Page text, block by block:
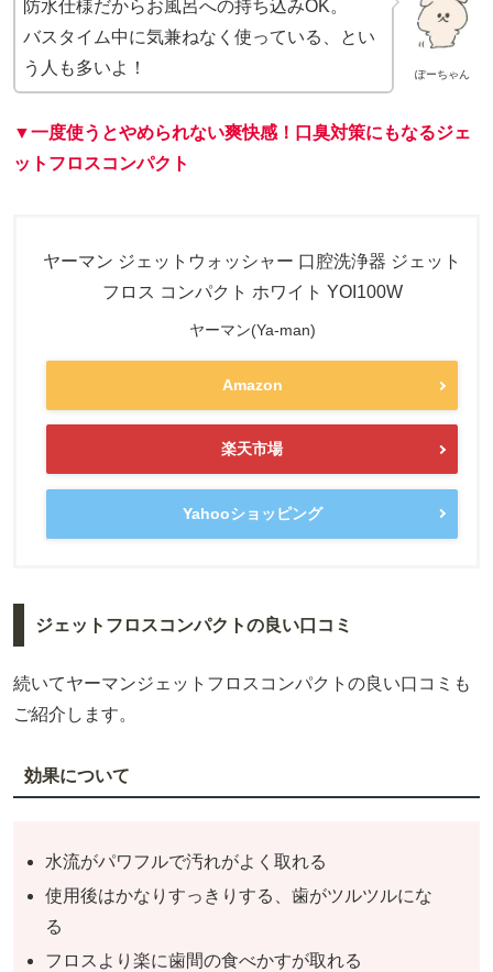
ぽーちゃん
防水仕様だからお風呂への持ち込みOK。
バスタイム中に気兼ねなく使っている、とい
う人も多いよ！
▼一度使うとやめられない爽快感！口臭対策にもなるジェ
ットフロスコンパクト
ヤーマン ジェットウォッシャー 口腔洗浄器 ジェット
フロス コンパクト ホワイト YOI100W
ヤーマン(Ya-man)
Amazon
楽天市場
Yahooショッピング
ジェットフロスコンパクトの良い口コミ
続いてヤーマンジェットフロスコンパクトの良い口コミも
ご紹介します。
効果について
水流がパワフルで汚れがよく取れる
使用後はかなりすっきりする、歯がツルツルにな
る
フロスより楽に歯間の食べかすが取れる